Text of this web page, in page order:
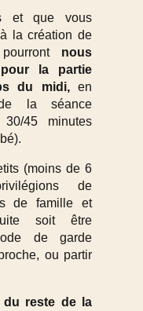
et que vous
la création de
nous
pour la partie
du midi,en
la séance
45 minutes
(moins de 6
de
de famille et
soit être
de garde
ou partir
du reste de la